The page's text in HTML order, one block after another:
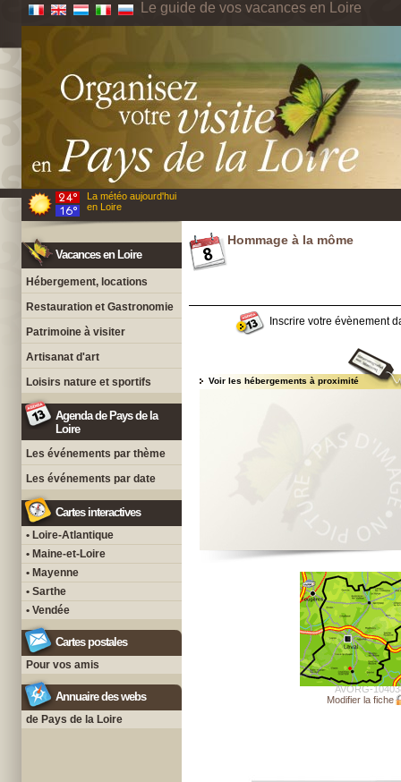
Le guide de vos vacances en Loire
La météo aujourd'hui
en Loire
Vacances en Loire
Hébergement, locations
Restauration et Gastronomie
Patrimoine à visiter
Artisanat d'art
Loisirs nature et sportifs
Agenda de Pays de la
Loire
Les événements par thème
Les événements par date
Cartes interactives
• Loire-Atlantique
• Maine-et-Loire
• Mayenne
• Sarthe
• Vendée
Cartes postales
Pour vos amis
Annuaire des webs
de Pays de la Loire
Hommage à la môme
Inscrire votre évènement
Voir les hébergements à proximité
AVORG-
Modifier la fiche